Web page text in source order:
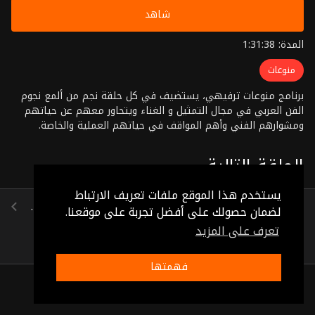
يستخدم هذا الموقع ملفات تعريف الارتباط
لضمان حصولك على أفضل تجربة على موقعنا.
تعرف على المزيد
فهمتها
شاهد
المدة: 1:31:38
منوعات
برنامج منوعات ترفيهي، يستضيف في كل حلقة نجم من ألمع نجوم
الفن العربي في مجال التمثيل و الغناء ويتحاور معهم عن حياتهم
ومشوارهم الفني وأهم المواقف في حياتهم العملية والخاصة.
و غيرهم. تقديم: فريده الزمر وحكمت وهبي إخراج: حسيب يوسف
الحلقة التالية
احمد غانم ، محمد وهيب ، فاروق سلامة ، فطمه عيد ، جورج سيدهم
(1:29:44)